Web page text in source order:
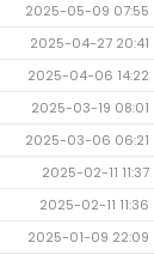
2025-05-09 07:55
2025-04-27 20:41
2025-04-06 14:22
2025-03-19 08:01
2025-03-06 06:21
2025-02-11 11:37
2025-02-11 11:36
2025-01-09 22:09